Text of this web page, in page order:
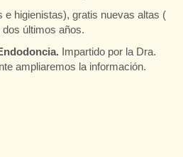
e higienistas), gratis nuevas altas (
últimos años.
Impartido por la Dra.
ampliaremos la información.